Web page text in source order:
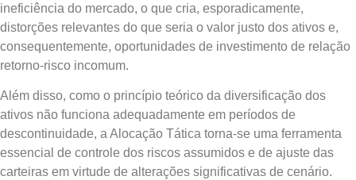
ineficiência do mercado, o que cria, esporadicamente,
distorções relevantes do que seria o valor justo dos ativos e,
consequentemente, oportunidades de investimento de relação
retorno-risco incomum.
Além disso, como o princípio teórico da diversificação dos
ativos não funciona adequadamente em períodos de
descontinuidade, a Alocação Tática torna-se uma ferramenta
essencial de controle dos riscos assumidos e de ajuste das
carteiras em virtude de alterações significativas de cenário.